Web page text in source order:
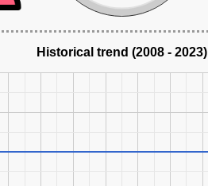
Historical trend (2008 - 2023)